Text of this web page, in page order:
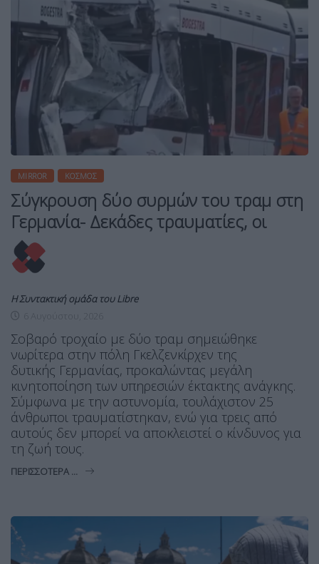
MIRROR ΚΌΣΜΟΣ
Σύγκρουση δύο συρμών του τραμ στη
Γερμανία- Δεκάδες τραυματίες, οι
Η Συντακτική ομάδα του Libre
Σοβαρό τροχαίο με δύο τραμ σημειώθηκε
νωρίτερα στην πόλη Γκελζενκίρχεν της
δυτικής Γερμανίας, προκαλώντας μεγάλη
κινητοποίηση των υπηρεσιών έκτακτης ανάγκης.
Σύμφωνα με την αστυνομία, τουλάχιστον 25
άνθρωποι τραυματίστηκαν, ενώ για τρεις από
αυτούς δεν μπορεί να αποκλειστεί ο κίνδυνος για
τη ζωή τους.
ΠΕΡΙΣΣΌΤΕΡΑ ...